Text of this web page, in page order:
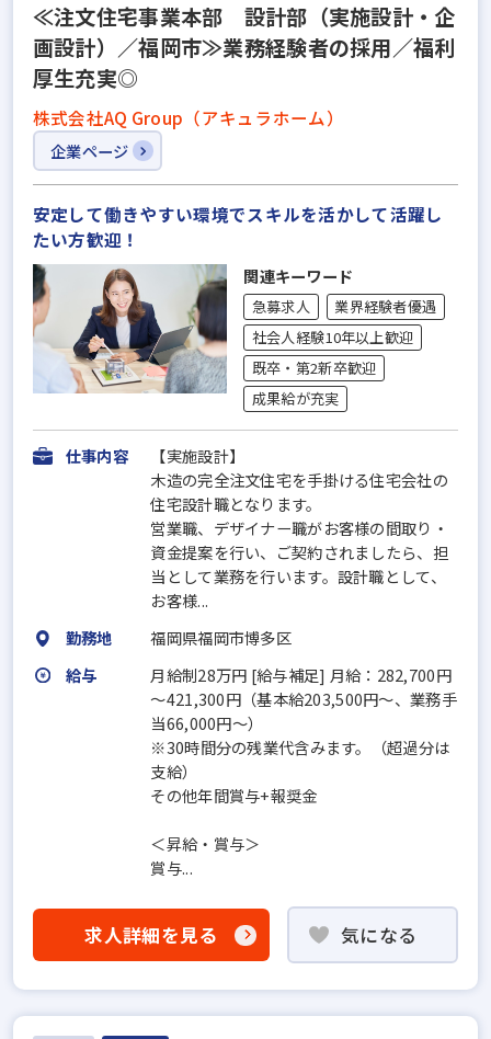
≪注文住宅事業本部 設計部（実施設計・企
画設計）／福岡市≫業務経験者の採用／福利
厚生充実◎
株式会社AQ Group（アキュラホーム）
企業ページ
安定して働きやすい環境でスキルを活かして活躍し
たい方歓迎！
関連キーワード
急募求人
業界経験者優遇
社会人経験10年以上歓迎
既卒・第2新卒歓迎
成果給が充実
仕事内容
【実施設計】
木造の完全注文住宅を手掛ける住宅会社の
住宅設計職となります。
営業職、デザイナー職がお客様の間取り・
資金提案を行い、ご契約されましたら、担
当として業務を行います。設計職として、
お客様...
勤務地
福岡県福岡市博多区
給与
月給制28万円 [給与補足] 月給：282,700円
～421,300円（基本給203,500円～、業務手
当66,000円～）
※30時間分の残業代含みます。（超過分は
支給）
その他年間賞与+報奨金
＜昇給・賞与＞
賞与...
求人詳細を見る 気になる